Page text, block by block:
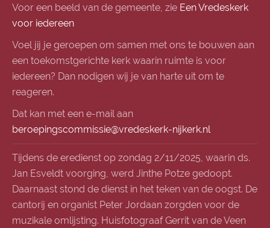
Voor een beeld van de gemeente, zie Een Vredeskerk
voor iedereen
Voel jij je geroepen om samen met ons te bouwen aan
een toekomstgerichte kerk waarin ruimte is voor
iedereen? Dan nodigen wij je van harte uit om te
reageren.
Dat kan met een e-mail aan
beroepingscommissie@vredeskerk-nijkerk.nl
Tijdens de eredienst op zondag 2/11/2025, waarin ds.
Jan Esveldt voorging, werd Jinthe Potze gedoopt.
Daarnaast stond de dienst in het teken van de oogst. De
cantorij en organist Peter Jordaan zorgden voor de
muzikale omlijsting. Huisfotograaf Gerrit van de Veen